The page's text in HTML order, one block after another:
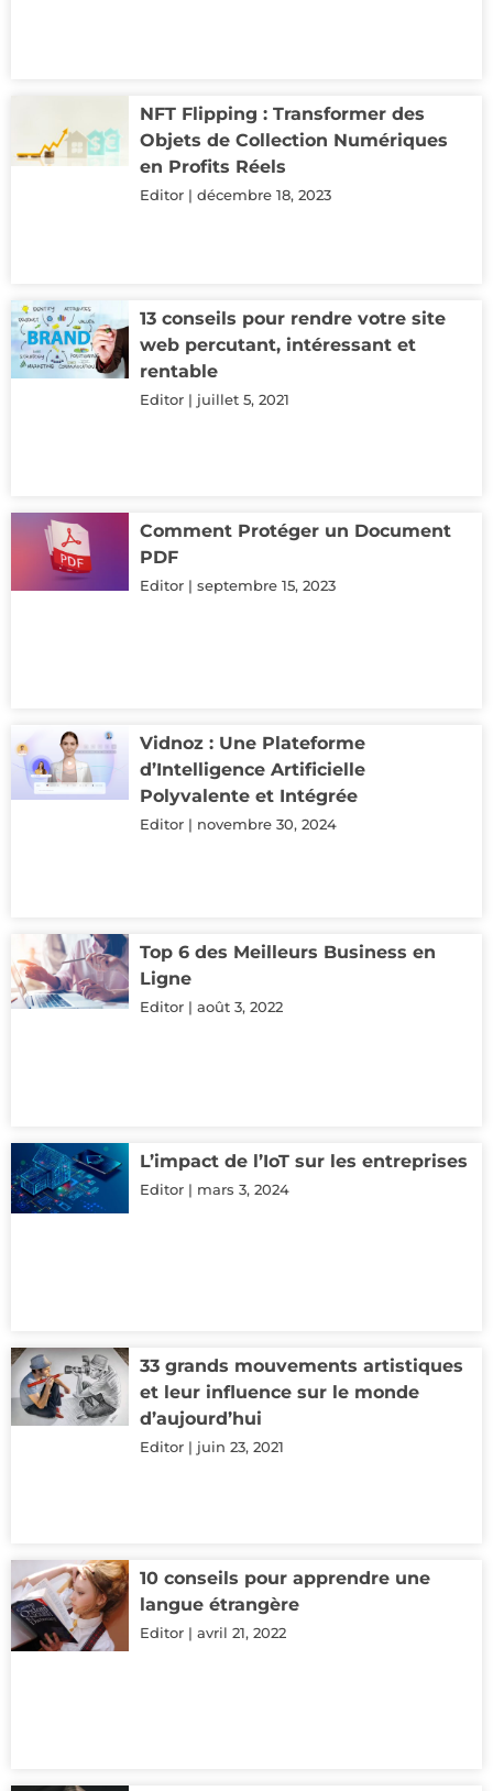
NFT Flipping : Transformer des
Objets de Collection Numériques
en Profits Réels
Editor décembre 18, 2023
13 conseils pour rendre votre site
web percutant, intéressant et
rentable
Editor juillet 5, 2021
Comment Protéger un Document
PDF
Editor septembre 15, 2023
Vidnoz : Une Plateforme
d’Intelligence Artificielle
Polyvalente et Intégrée
Editor novembre 30, 2024
Top 6 des Meilleurs Business en
Ligne
Editor août 3, 2022
L’impact de l’IoT sur les entreprises
Editor mars 3, 2024
33 grands mouvements artistiques
et leur influence sur le monde
d’aujourd’hui
Editor juin 23, 2021
10 conseils pour apprendre une
langue étrangère
Editor avril 21, 2022